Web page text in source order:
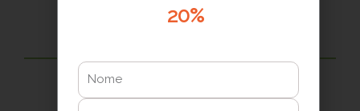
Consulenti del lavoro
8 crediti formativi professionali
20%
Nome
Cognome